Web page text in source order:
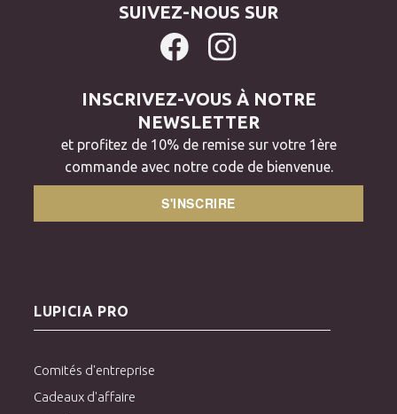
SUIVEZ-NOUS SUR
INSCRIVEZ-VOUS À NOTRE
NEWSLETTER
et profitez de 10% de remise sur votre 1ère
commande avec notre code de bienvenue.
S'INSCRIRE
LUPICIA PRO
Comités d'entreprise
Cadeaux d'affaire